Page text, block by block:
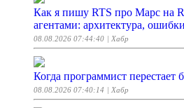
Как я пишу RTS про Марс на
агентами: архитектура,
08.08.2026 07:44:40 | Хабр
Когда программист перестает
08.08.2026 07:40:14 | Хабр